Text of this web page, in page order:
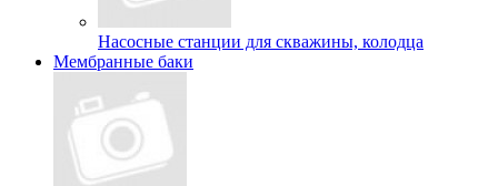
Насосные станции для скважины, колодца
Мембранные баки